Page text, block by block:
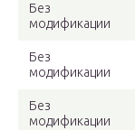
Без
модификации
Без
модификации
Без
модификации